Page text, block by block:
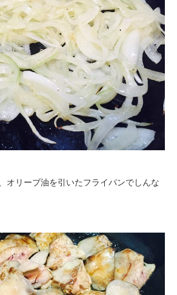
オリーブ油を引いたフライパンでしんな